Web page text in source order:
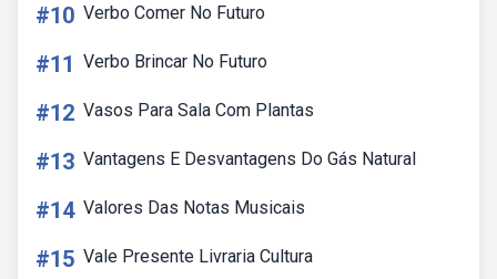
#10 Verbo Comer No Futuro
#11 Verbo Brincar No Futuro
#12 Vasos Para Sala Com Plantas
#13 Vantagens E Desvantagens Do Gás Natural
#14 Valores Das Notas Musicais
#15 Vale Presente Livraria Cultura